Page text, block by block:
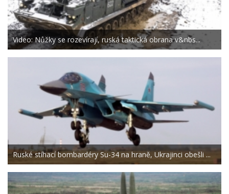
Video: Nůžky se rozevírají, ruská taktická obrana v&nbs...
Ruské stíhací bombardéry Su-34 na hraně, Ukrajinci obešli ...